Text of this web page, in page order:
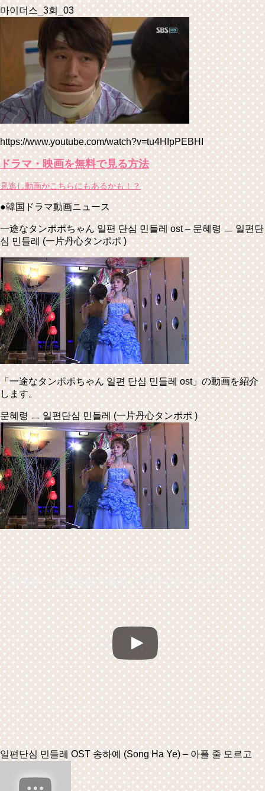
마이더스_3회_03
https://www.youtube.com/watch?v=tu4HIpPEBHI
ドラマ・映画を無料で見る方法
見逃し動画がこちらにもあるかも！？
●韓国ドラマ動画ニュース
一途なタンポポちゃん 일편 단심 민들레 ost – 문혜령 ㅡ 일편단
심 민들레 (一片丹心タンポポ )
「一途なタンポポちゃん 일편 단심 민들레 ost」の動画を紹介
します。
문혜령 ㅡ 일편단심 민들레 (一片丹心タンポポ )
문혜령 ㅡ 일편단심 민들레 (一片丹心タンポポ )
일편단심 민들레 OST 송하예 (Song Ha Ye) – 아플 줄 모르고